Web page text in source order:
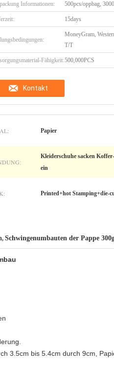
Informationen: 500pcs/oppbag,
15days
MoneyGram,
T/T
Fähigkeit:500,000PCS
Kontakt
Papier
Kleiderschuhe sacken
ein
Printed+hot Stamping+die-
, Schwingenumbauten der Pappe
3.5cm bis 5.4cm durch 9cm,